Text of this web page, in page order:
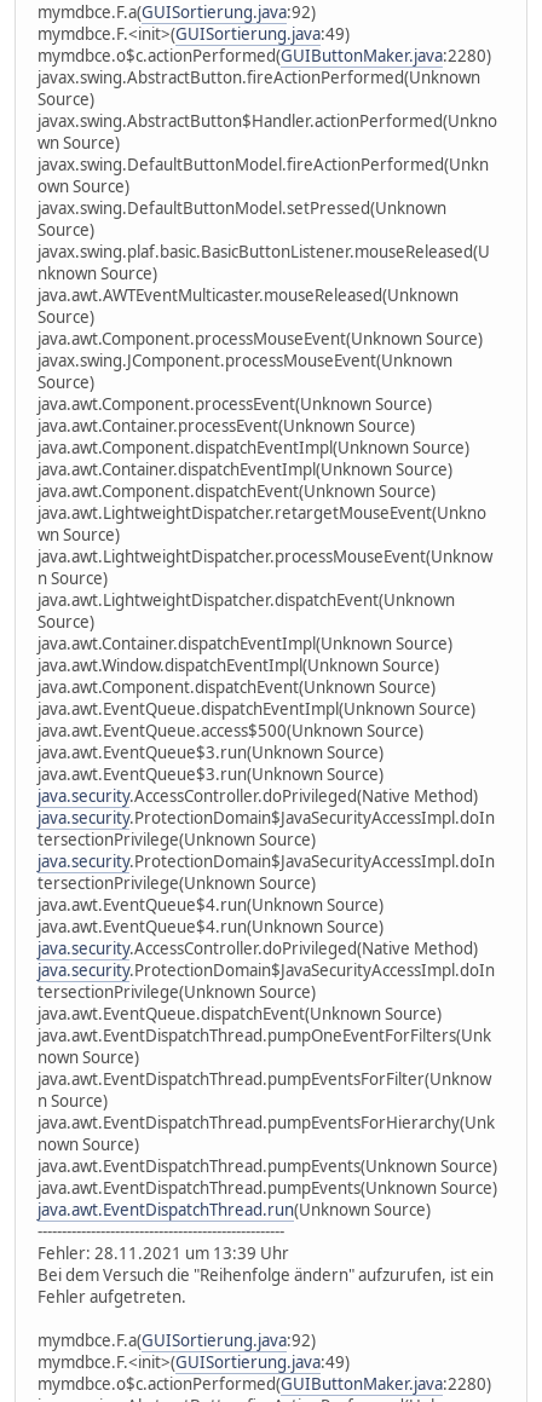
mymdbce.F.a(GUISortierung.java:92)
mymdbce.F.<init>(GUISortierung.java:49)
mymdbce.o$c.actionPerformed(GUIButtonMaker.java:2280)
javax.swing.AbstractButton.fireActionPerformed(Unknown
Source)
javax.swing.AbstractButton$Handler.actionPerformed(Unkno
wn Source)
javax.swing.DefaultButtonModel.fireActionPerformed(Unkn
own Source)
javax.swing.DefaultButtonModel.setPressed(Unknown
Source)
javax.swing.plaf.basic.BasicButtonListener.mouseReleased(U
nknown Source)
java.awt.AWTEventMulticaster.mouseReleased(Unknown
Source)
java.awt.Component.processMouseEvent(Unknown Source)
javax.swing.JComponent.processMouseEvent(Unknown
Source)
java.awt.Component.processEvent(Unknown Source)
java.awt.Container.processEvent(Unknown Source)
java.awt.Component.dispatchEventImpl(Unknown Source)
java.awt.Container.dispatchEventImpl(Unknown Source)
java.awt.Component.dispatchEvent(Unknown Source)
java.awt.LightweightDispatcher.retargetMouseEvent(Unkno
wn Source)
java.awt.LightweightDispatcher.processMouseEvent(Unknow
n Source)
java.awt.LightweightDispatcher.dispatchEvent(Unknown
Source)
java.awt.Container.dispatchEventImpl(Unknown Source)
java.awt.Window.dispatchEventImpl(Unknown Source)
java.awt.Component.dispatchEvent(Unknown Source)
java.awt.EventQueue.dispatchEventImpl(Unknown Source)
java.awt.EventQueue.access$500(Unknown Source)
java.awt.EventQueue$3.run(Unknown Source)
java.awt.EventQueue$3.run(Unknown Source)
java.security.AccessController.doPrivileged(Native Method)
java.security.ProtectionDomain$JavaSecurityAccessImpl.doIn
tersectionPrivilege(Unknown Source)
java.security.ProtectionDomain$JavaSecurityAccessImpl.doIn
tersectionPrivilege(Unknown Source)
java.awt.EventQueue$4.run(Unknown Source)
java.awt.EventQueue$4.run(Unknown Source)
java.security.AccessController.doPrivileged(Native Method)
java.security.ProtectionDomain$JavaSecurityAccessImpl.doIn
tersectionPrivilege(Unknown Source)
java.awt.EventQueue.dispatchEvent(Unknown Source)
java.awt.EventDispatchThread.pumpOneEventForFilters(Unk
nown Source)
java.awt.EventDispatchThread.pumpEventsForFilter(Unknow
n Source)
java.awt.EventDispatchThread.pumpEventsForHierarchy(Unk
nown Source)
java.awt.EventDispatchThread.pumpEvents(Unknown Source)
java.awt.EventDispatchThread.pumpEvents(Unknown Source)
java.awt.EventDispatchThread.run(Unknown Source)
---------------------------------------------------
Fehler: 28.11.2021 um 13:39 Uhr
Bei dem Versuch die "Reihenfolge ändern" aufzurufen, ist ein
Fehler aufgetreten.
mymdbce.F.a(GUISortierung.java:92)
mymdbce.F.<init>(GUISortierung.java:49)
mymdbce.o$c.actionPerformed(GUIButtonMaker.java:2280)